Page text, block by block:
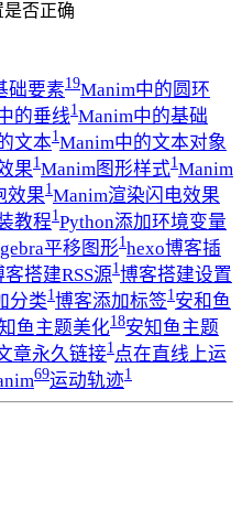
否正确
础要素19Manim中的圆环
的垂线1Manim中的基础
文本1Manim中的文本对象
果1Manim图形样式1Manim
效果1Manim渲染闪电效果
教程1Python添加环境变量
平移图形1hexo博客插
客搭建RSS源1博客搭建设置
分类1博客添加标签1安和鱼
鱼主题美化18安知鱼主题
章永久链接1点在直线上运
69运动轨迹1